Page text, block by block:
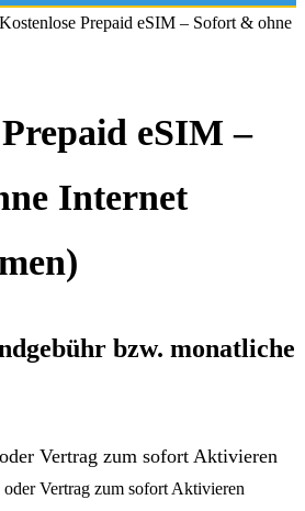
Kostenlose Prepaid eSIM – Sofort & ohne
eSIM –
Internet
bzw. monatliche
Vertrag zum sofort Aktivieren